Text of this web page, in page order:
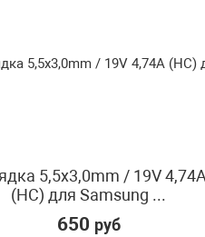
5,5x3,0mm / 19V
(HC) для Samsung ...
650 руб